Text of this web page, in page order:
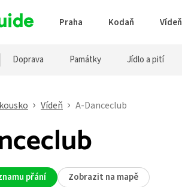
Praha Kodaň Vídeň
Doprava Památky Jídlo a pití
Vídeň A-Danceclub
přání Zobrazit na mapě